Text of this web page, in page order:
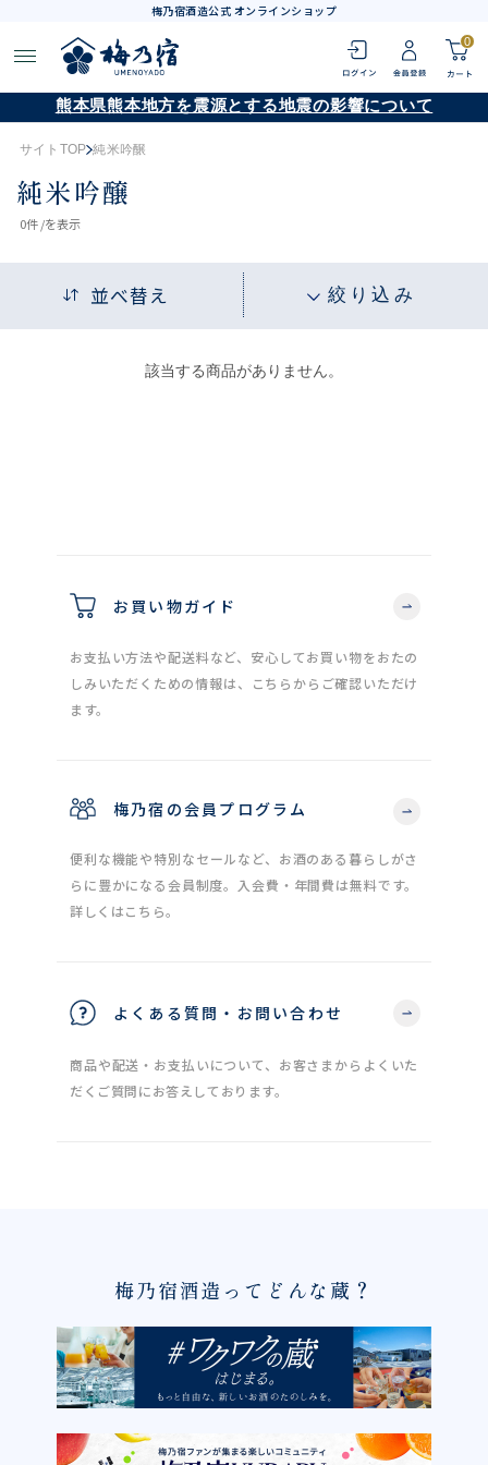
梅乃宿酒造公式 オンラインショップ
0
熊本県熊本地方を震源とする地震の影響について
サイトTOP 純米吟醸
純米吟醸
0件 /を表示
並べ替え 絞り込み
該当する商品がありません。
お買い物ガイド
お支払い方法や配送料など、安心してお買い物をおたの
しみいただくための情報は、こちらからご確認いただけ
ます。
梅乃宿の会員プログラム
便利な機能や特別なセールなど、お酒のある暮らしがさ
らに豊かになる会員制度。入会費・年間費は無料です。
詳しくはこちら。
よくある質問・お問い合わせ
商品や配送・お支払いについて、お客さまからよくいた
だくご質問にお答えしております。
梅乃宿酒造ってどんな蔵？